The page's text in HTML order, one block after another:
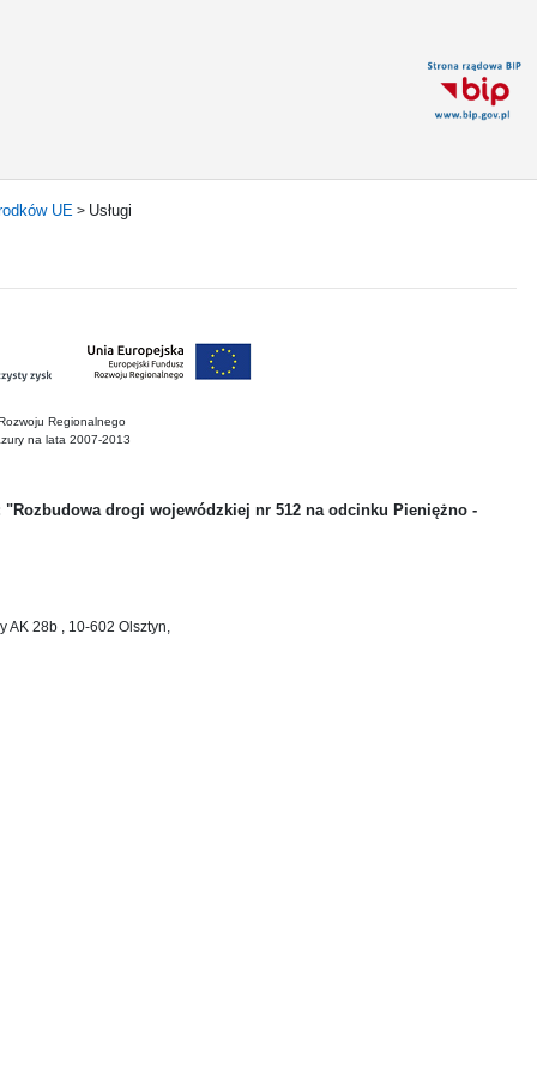
UE > Usługi
Regionalnego
na lata 2007-2013
drogi wojewódzkiej nr 512 na odcinku Pieniężno -
AK 28b , 10-602 Olsztyn,